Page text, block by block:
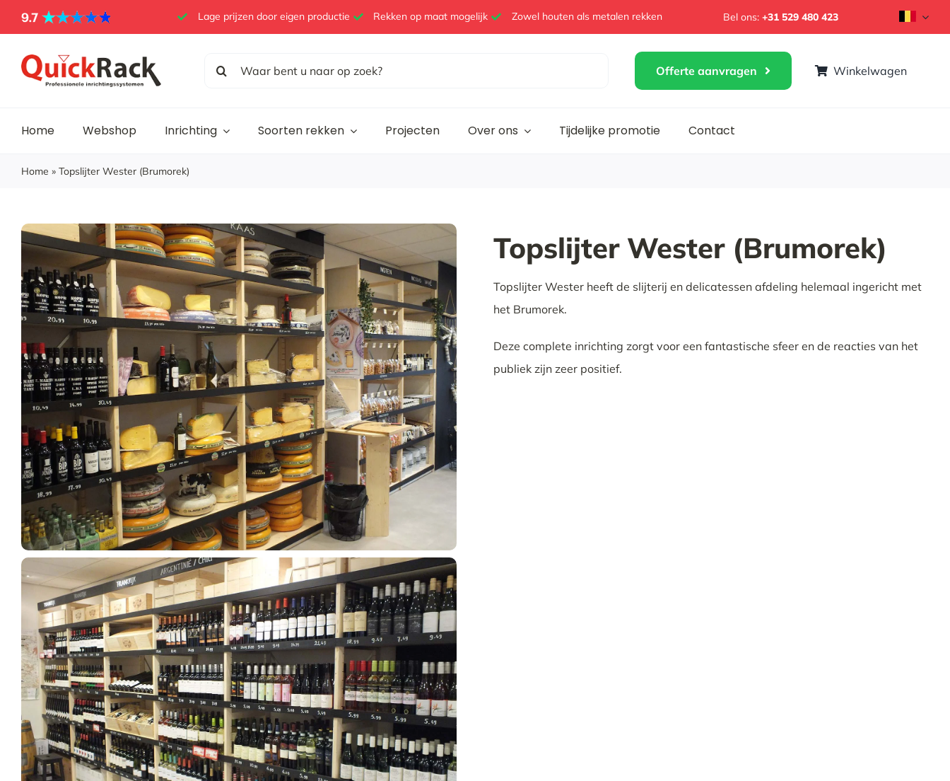
to
content
Lage prijzen door eigen productie Rekken op maat mogelijk Zowel houten als metalen rekken Bel ons: +31 529 480 423
Search
Offerte aanvragen Winkelwagen
Home Webshop Inrichting Soorten rekken Projecten Over ons Tijdelijke promotie Contact
Home » Topslijter Wester (Brumorek)
Topslijter Wester (Brumorek)
Topslijter Wester heeft de slijterij en delicatessen afdeling helemaal ingericht met
het Brumorek.
Deze complete inrichting zorgt voor een fantastische sfeer en de reacties van het
publiek zijn zeer positief.